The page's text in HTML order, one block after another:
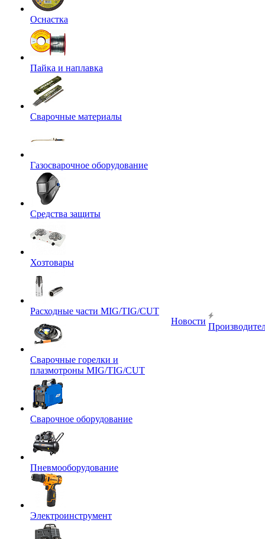
Оснастка
Пайка и наплавка
Сварочные материалы
Газосварочное оборудование
Средства защиты
Хозтовары
Расходные части MIG/TIG/CUT
Сварочные горелки и
плазмотроны MIG/TIG/CUT
Сварочное оборудование
Пневмооборудование
Электроинструмент
Новости